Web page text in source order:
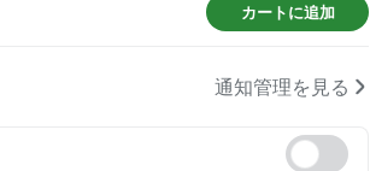
カートに追加
通知管理を見る